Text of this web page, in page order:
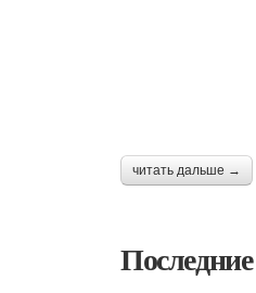
читать дальше →